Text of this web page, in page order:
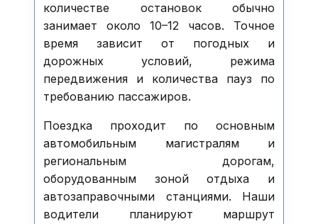
количестве остановок обычно
занимает около 10–12 часов. Точное
время зависит от погодных и
дорожных условий, режима
передвижения и количества пауз по
требованию пассажиров.
Поездка проходит по основным
автомобильным магистралям и
региональным дорогам,
оборудованным зоной отдыха и
автозаправочными станциями. Наши
водители планируют маршрут